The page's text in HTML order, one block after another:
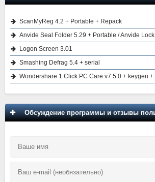
ScanMyReg 4.2 + Portable + Repack
Anvide Seal Folder 5.29 + Portable / Anvide
Logon Screen 3.01
Smashing Defrag 5.4 + serial
Wondershare 1 Click PC Care v7.5.0 + keygen +
Обсуждение программы и отзывы